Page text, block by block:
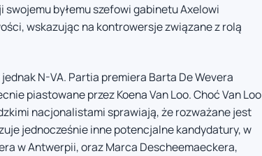
byłemu szefowi gabinetu Axelowi
wskazując na kontrowersje związane z rolą
N-VA. Partia premiera Barta De Wevera
piastowane przez Koena Van Loo. Choć Van Loo
nacjonalistami sprawiają, że rozważane jest
jednocześnie inne potencjalne kandydatury, w
w Antwerpii, oraz Marca Descheemaeckera,